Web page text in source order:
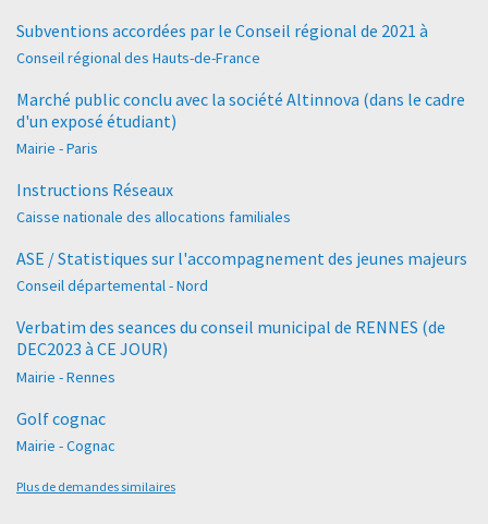
Subventions accordées par le Conseil régional de 2021 à
Conseil régional des Hauts-de-France
Marché public conclu avec la société Altinnova (dans le cadre
d'un exposé étudiant)
Mairie - Paris
Instructions Réseaux
Caisse nationale des allocations familiales
ASE / Statistiques sur l'accompagnement des jeunes majeurs
Conseil départemental - Nord
Verbatim des seances du conseil municipal de RENNES (de
DEC2023 à CE JOUR)
Mairie - Rennes
Golf cognac
Mairie - Cognac
Plus de demandes similaires